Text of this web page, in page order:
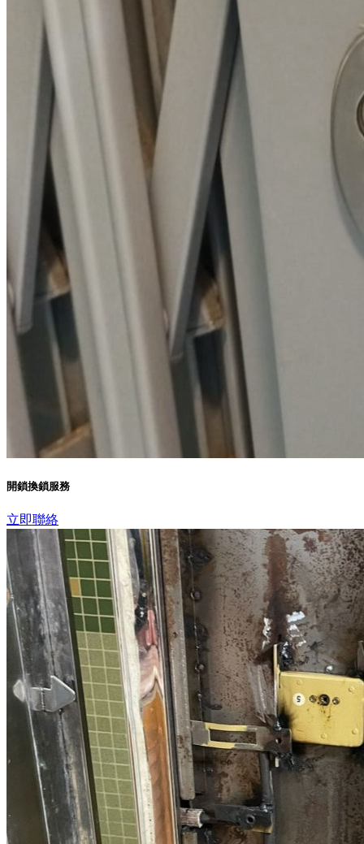
開鎖換鎖服務
立即聯絡